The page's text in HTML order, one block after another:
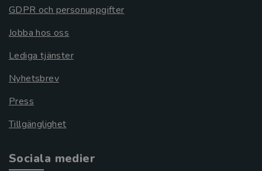
GDPR och personuppgifter
Jobba hos oss
Lediga tjänster
Nyhetsbrev
Press
Tillgänglighet
Sociala medier